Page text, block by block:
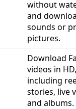
without
and
sounds or
pictures.
Download
videos in HD,
including
stories, live
and albums.